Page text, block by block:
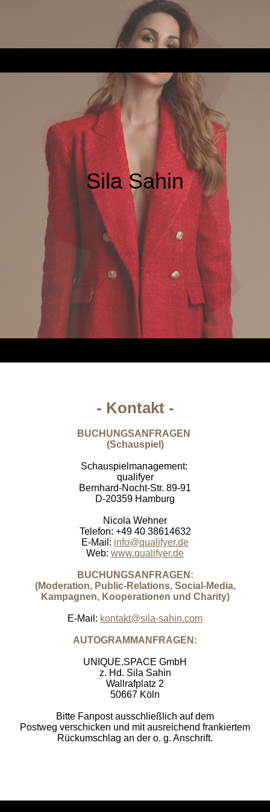
Sila Sahin
- Kontakt -
BUCHUNGSANFRAGEN
(Schauspiel)
Schauspielmanagement:
qualifyer
Bernhard-Nocht-Str. 89-91
D-20359 Hamburg
Nicola Wehner
Telefon: +49 40 38614632
E-Mail: info@qualifyer.de
Web: www.qualifyer.de
BUCHUNGSANFRAGEN:
(Moderation, Public-Relations, Social-Media,
Kampagnen, Kooperationen und Charity)
E-Mail: kontakt@sila-sahin.com
AUTOGRAMMANFRAGEN:
UNIQUE.SPACE GmbH
z. Hd. Sila Sahin
Wallrafplatz 2
50667 Köln
Bitte Fanpost ausschließlich auf dem
Postweg verschicken und mit ausreichend frankiertem
Rückumschlag an der o. g. Anschrift.